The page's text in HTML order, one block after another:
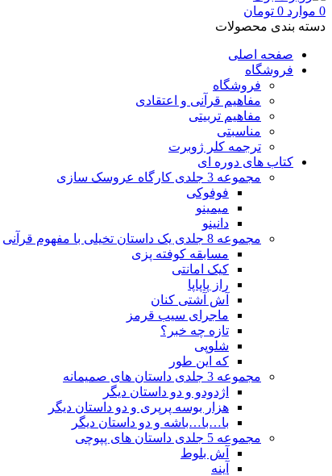
0 موارد 0 تومان
دسته بندی محصولات
صفحه اصلی
فروشگاه
فروشگاه
مفاهیم قرآنی و اعتقادی
مفاهیم تربیتی
مناسبتی
ترجمه کلر ژوبرت
کتاب های دوره ای
مجموعه 3 جلدی کارگاه عروسک سازی
فوفوکی
میمینو
دانینو
مجموعه 8 جلدی یک داستان تخیلی با مفهوم قرآنی
مسابقه کوفته پزی
کیک امانتی
راز پاپاپا
آش آشتی کنان
ماجرای سیب قرمز
تازه چه خبر؟
شلوپی
که این طور
مجموعه 3 جلدی داستان های صمیمانه
اژدودو و دو داستان دیگر
هزار بوسه پرپری و دو داستان دیگر
با…با…باشه و دو داستان دیگر
مجموعه 5 جلدی داستان های پپوچی
آش بلوط
آینه